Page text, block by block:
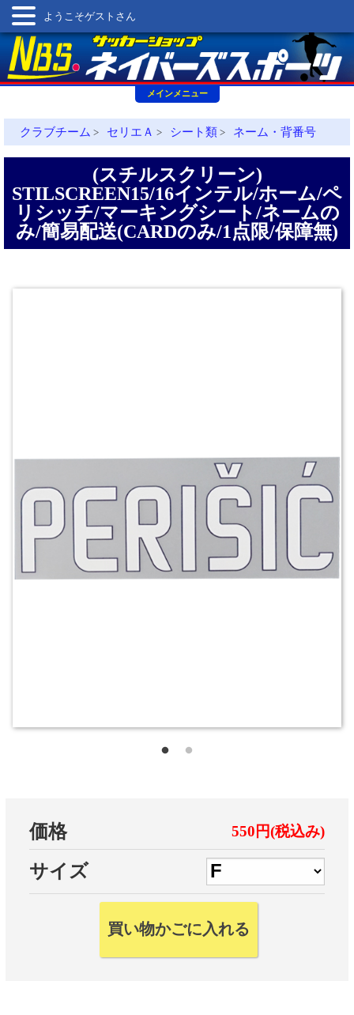
メインメニュー
ようこそゲストさん
クラブチーム > セリエＡ > シート類 > ネーム・背番号
(スチルスクリーン)
STILSCREEN15/16インテル/ホーム/ペ
リシッチ/マーキングシート/ネームの
み/簡易配送(CARDのみ/1点限/保障無)
価格 550円(税込み)
サイズ